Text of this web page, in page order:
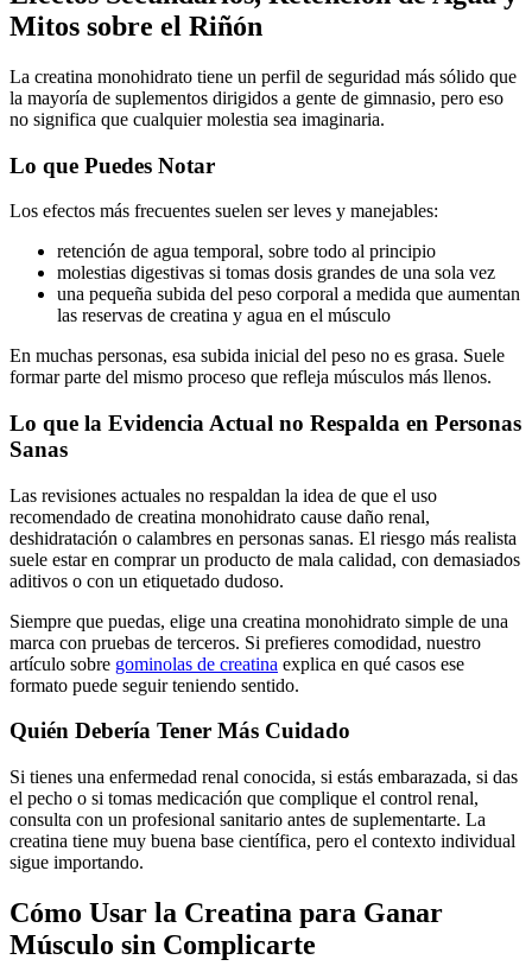
Mitos sobre el Riñón
La creatina monohidrato tiene un perfil de seguridad más sólido que
la mayoría de suplementos dirigidos a gente de gimnasio, pero eso
no significa que cualquier molestia sea imaginaria.
Lo que Puedes Notar
Los efectos más frecuentes suelen ser leves y manejables:
retención de agua temporal, sobre todo al principio
molestias digestivas si tomas dosis grandes de una sola vez
una pequeña subida del peso corporal a medida que aumentan
las reservas de creatina y agua en el músculo
En muchas personas, esa subida inicial del peso no es grasa. Suele
formar parte del mismo proceso que refleja músculos más llenos.
Lo que la Evidencia Actual no Respalda en Personas
Sanas
Las revisiones actuales no respaldan la idea de que el uso
recomendado de creatina monohidrato cause daño renal,
deshidratación o calambres en personas sanas. El riesgo más realista
suele estar en comprar un producto de mala calidad, con demasiados
aditivos o con un etiquetado dudoso.
Siempre que puedas, elige una creatina monohidrato simple de una
marca con pruebas de terceros. Si prefieres comodidad, nuestro
artículo sobre gominolas de creatina explica en qué casos ese
formato puede seguir teniendo sentido.
Quién Debería Tener Más Cuidado
Si tienes una enfermedad renal conocida, si estás embarazada, si das
el pecho o si tomas medicación que complique el control renal,
consulta con un profesional sanitario antes de suplementarte. La
creatina tiene muy buena base científica, pero el contexto individual
sigue importando.
Cómo Usar la Creatina para Ganar
Músculo sin Complicarte